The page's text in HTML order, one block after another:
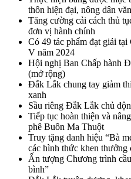
thôn hiện đại, nông dân
Tăng cường cải cách thủ
đơn vị hành chính
Có 49 tác phẩm đạt giải
V năm 2024
Hội nghị Ban Chấp hành
(mở rộng)
Đắk Lắk chung tay giảm
xanh
Sầu riêng Đắk Lắk chủ
Tiếp tục hoàn thiện và
phê Buôn Ma Thuột
Truy tặng danh hiệu “Bà
các hình thức khen thưởng
Ấn tượng Chương trình
bình”